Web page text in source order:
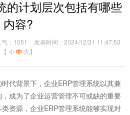
的计划层次包括有哪些
内容?
气：1051
发表时间：2024/12/31 11:47:53
【 小 中 大】
背景下，企业ERP管理系统以其兼
成为了企业运营管理不可或缺的重要
资源，企业ERP管理系统能够实现对